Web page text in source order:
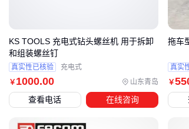
改装后保留泄压阀等安全装置
接口规格与目标气筒系统匹配
压力等级是核心选型参数。灭
打气筒需求，但低于工业级高
目标充气设备的额定压力范围
罐体最大承压值是否留有安全
￥ 1000.00 山东青岛
KS TOOLS 充电式钻头螺丝机 用于拆卸
和组装螺丝钉
真实性已核验 充电式
查看电话 在线咨询
￥
拖车
真实